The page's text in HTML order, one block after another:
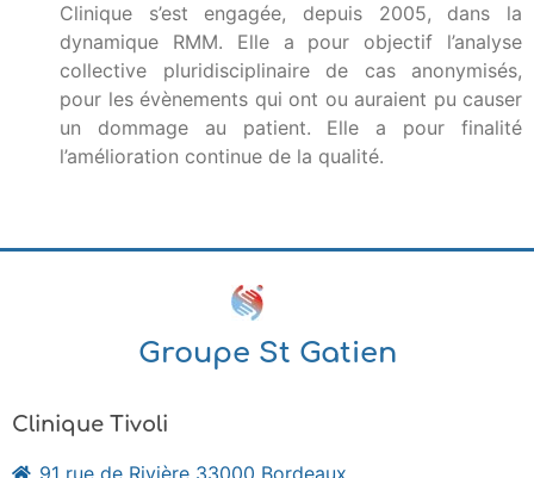
Clinique s’est engagée, depuis 2005, dans la
dynamique RMM. Elle a pour objectif l’analyse
collective pluridisciplinaire de cas anonymisés,
pour les évènements qui ont ou auraient pu causer
un dommage au patient. Elle a pour finalité
l’amélioration continue de la qualité.
Groupe St Gatien
Clinique Tivoli
91 rue de Rivière 33000 Bordeaux